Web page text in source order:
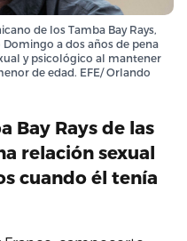
de los Tamba Bay Rays,
a dos años de pena
y psicológico al mantener
de edad. EFE/ Orlando
Bay Rays de las
relación sexual
cuando él tenía